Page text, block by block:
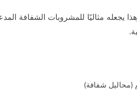
(محاليل شفافة)